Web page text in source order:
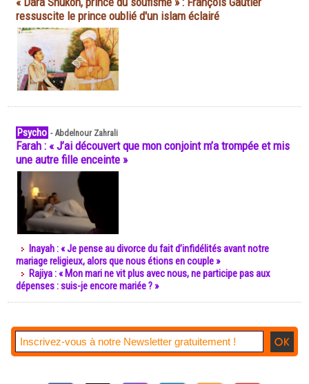
ressuscite le prince oublié d'un islam éclairé
Psycho -Abdelnour Zahrali
Farah : « J’ai découvert que mon conjoint m’a trompée et mis
une autre fille enceinte »
Inayah : « Je pense au divorce du fait d’infidélités avant notre
mariage religieux, alors que nous étions en couple »
Rajiya : « Mon mari ne vit plus avec nous, ne participe pas aux
dépenses : suis-je encore mariée ? »